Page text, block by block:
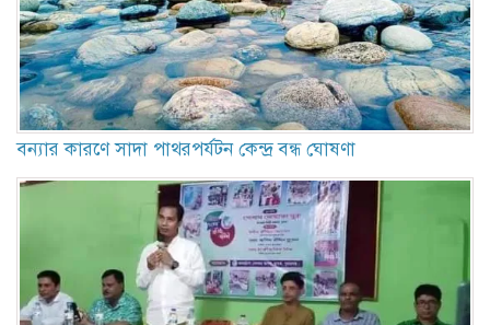
বন্যার কারণে সাদা পাথরপর্যটন কেন্দ্র বন্ধ ঘোষণা